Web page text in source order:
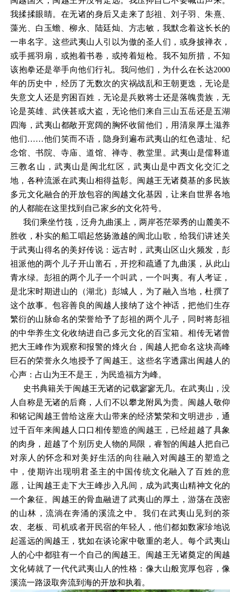
我揉揉眼睛。在无诸的身后又走来了彭祖、刘子羽、朱熹、
藻光、白玉蟾、柳永、陆廷灿、方志敏，我默念着这长长的
一串名字。这些武夷山人引以为傲的圣人们，或身披禅衣，
或手摇羽扇，或抱着书卷，或挎着短枪。我不知所措，不知
该抱拳还是举手向他们行礼。我问他们，为什么在长达2000
年的历史中，经历了无数次的灾祸战乱和王朝更迭，无论是
失意文人还是穷困百姓，无论是兵败将士还是落魄贵族，无
论是英雄、武侠甚或大盗，无论他们来自三山五岳还是五湖
四海，武夷山都敞开宽阔的胸怀收留他们，用清泉厚土滋养
他们……他们笑而不语，隐身到遍布武夷山的红色遗址、纪
念馆、书院、寺庙、道馆、禅寺、教堂里。武夷山是儒释道
三教名山，武夷山是闽北红区，武夷山是中西文化交汇之
地，各种流派在武夷山相得益彰。闽越王无诸奠基的多民族
多元文化融合的开放包容的闽越文化基因，让来自世界各地
的人都能在这里找到自己家乡的文化符号。
我们乘坐竹筏，泛舟九曲溪上，两岸苍茫翠秀的山麓美不
胜收，朴实的船工唱起悠扬激越的闽北山歌，给我们讲述关
于武夷山得名的美好传说：远古时，武夷山区山火频发，彭
祖派他的两个儿子开山凿石，开挖和疏通了九曲溪，从此山
青水绿。彭祖的两个儿子一个叫武，一个叫夷。有人考证，
是北宋时期进山的（湖北）彭城人，为了融入当地，杜撰了
这个故事。包容善良的闽越人接纳了这个神话，把他们生存
繁衍的山脉命名的荣誉给予了彭祖的两个儿子，同时将彭祖
的中华养生文化收纳进自己多元文化的百宝箱。相传无诸曾
把大王峰作为观察和报警的烽火台，闽越人把命名这块高峰
巨石的荣誉永久地授予了闽越王。这些名字透露出闽越人的
心声：占山为王不是王，为民造福方为峰。
史书典籍关于闽越王无诸的记载寥寥无几。在武夷山，没
人自称是无诸的后裔，人们不以攀龙附凤为贵。闽越人敬仰
和铭记闽越王曾给这座大山带来的经济繁荣和文明进步，通
过千百年来闽越人口口相传塑造的闽越王，已经超越了具象
的肉身，超越了个别历史人物的局限，睿智的闽越人把自己
对亲人的怀念和对美好生活的向往融入对闽越王的塑造之
中，使期许出现明君圣主的中国传统文化融入了百姓的意
愿，让闽越王走下大王峰步入凡间，成为武夷山精神文化的
一个象征。闽越王的骨血融进了武夷山的厚土，游荡在茂密
的山林，流淌在奔涌的溪流之中。我们在武夷山见到的茶
农、老板、司机或者开民宿的年轻人，他们都如数家珍地说
起遥远的闽越王，犹如在谈论家中敬重的老人。每个武夷山
人的心中都驻有一个自己的闽越王。闽越王无诸奠定的闽越
文化铸就了一代代武夷山人的性格：像大山般宽厚包容，像
溪流一路汲取奔流到海的开放和执着。